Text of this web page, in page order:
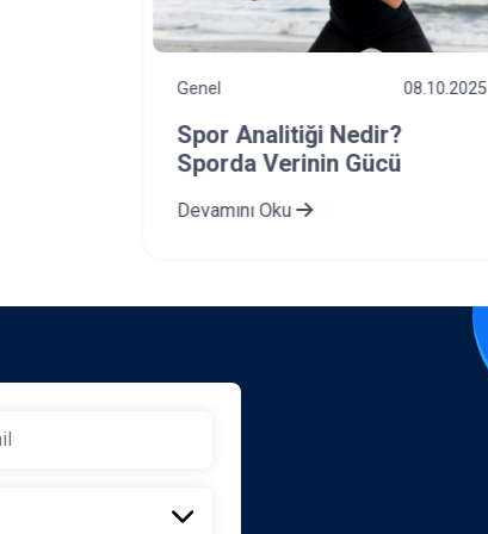
Genel 08.10.2025
Spor Analitiği Nedir?
Sporda Verinin Gücü
Devamını Oku
Olarak